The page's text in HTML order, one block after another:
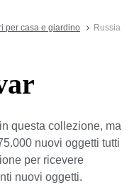
per casa e giardino
Russia
questa collezione, ma
nuovi oggetti tutti
per ricevere
nuovi oggetti.